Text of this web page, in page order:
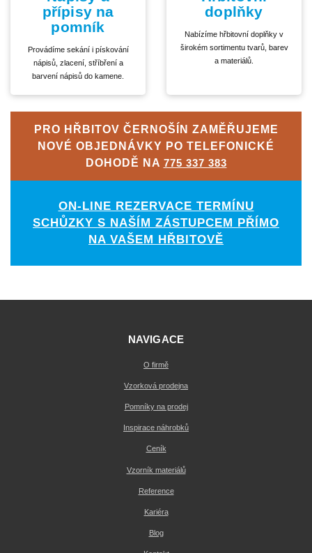
přípisy na
pomník
Provádíme sekání i pískování
nápisů, zlacení, stříbření a
barvení nápisů do kamene.
doplňky
Nabízíme hřbitovní doplňky v
širokém sortimentu tvarů, barev
a materiálů.
PRO HŘBITOV ČERNOŠÍN ZAMĚŘUJEME
NOVÉ OBJEDNÁVKY PO TELEFONICKÉ
DOHODĚ NA 775 337 383
ON-LINE REZERVACE TERMÍNU
SCHŮZKY S NAŠÍM ZÁSTUPCEM PŘÍMO
NA VAŠEM HŘBITOVĚ
NAVIGACE
O firmě
Vzorková prodejna
Pomníky na prodej
Inspirace náhrobků
Ceník
Vzorník materiálů
Reference
Kariéra
Blog